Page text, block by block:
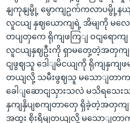
နျကုနျမွို့ မွောကျဥက်ကလာပမွို့န
လူငယျ နှဈယောကျရဲ့ အိမျကို မလေ
တပျတှကေ ရိုကျဖကြျ ဝငျရောကျ
လူငယျနှဈဦးကို ရှာမတှေ့တဲ့အတှကျ
ငျဖွဈသူ ဒေါျမိငယျကို ရိုကျနှကျဖမ
တယျလို့ သမီးဖွဈသူ မသောျတာက
ခေါျဆောငျသှားသလဲ မသိရသေးသလို
နှကျနှိပျစကျတာတှေ ရှိခဲ့တဲ့အတှက
အထူး စိုးရိမျတယျလို့ မသောျတာ